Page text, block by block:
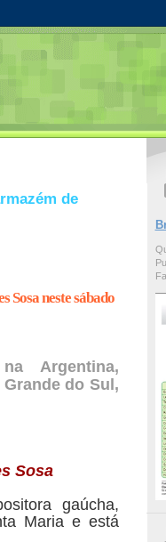
de
Sosa neste sábado
Argentina,
do Sul,
Sosa
gaúcha,
Maria e está